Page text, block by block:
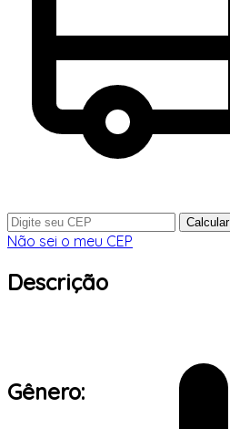
Calcular
Não sei o meu CEP
Descrição
Gênero: